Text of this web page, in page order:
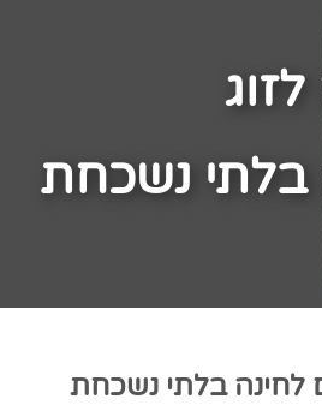
בלתי נשכחת
לחינה בלתי נשכחת